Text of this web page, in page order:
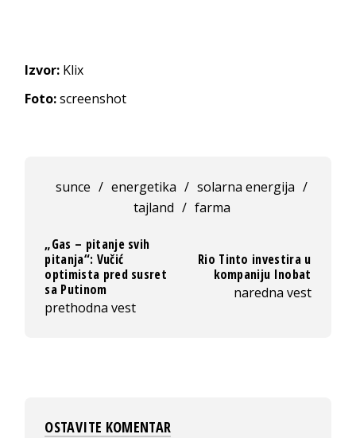
Izvor: Klix
Foto:screenshot
sunce / energetika / solarna energija /
tajland / farma
„Gas – pitanje svih
pitanja“: Vučić
optimista pred susret
sa Putinom
prethodna vest
Rio Tinto investira u
kompaniju Inobat
naredna vest
OSTAVITE KOMENTAR